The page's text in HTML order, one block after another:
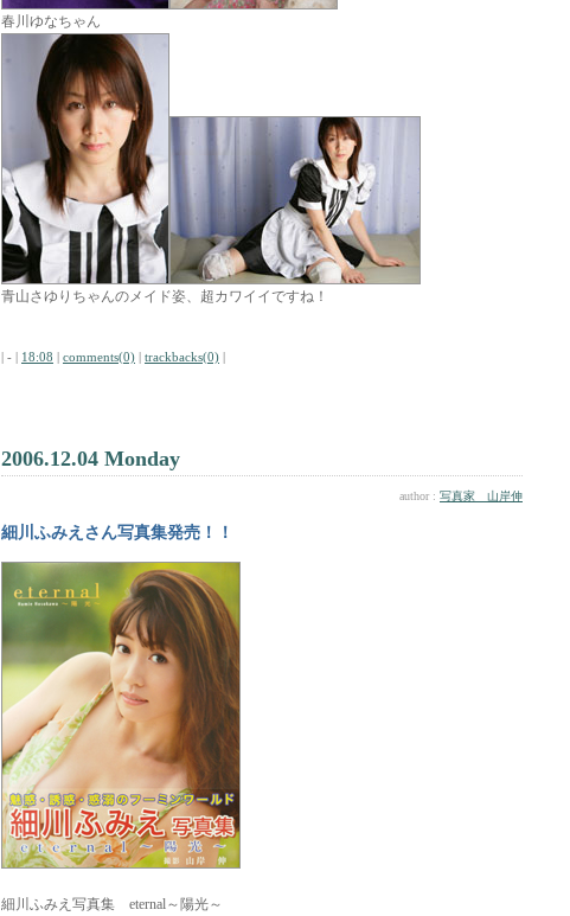
春川ゆなちゃん
青山さゆりちゃんのメイド姿、超カワイイですね！
| - | 18:08 | comments(0) | trackbacks(0) |
2006.12.04 Monday
author : 写真家 山岸伸
細川ふみえさん写真集発売！！
細川ふみえ写真集 eternal～陽光～